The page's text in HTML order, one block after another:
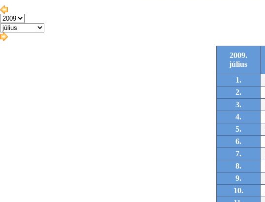
2009.
július
1.
2.
3.
4.
5.
6.
7.
8.
9.
10.